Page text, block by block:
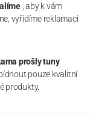
, aby k vám
vyřídíme reklamaci
prošly tuny
pouze kvalitní
produkty.